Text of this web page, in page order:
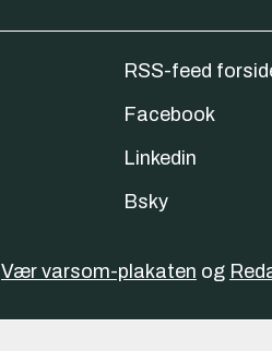
RSS-feed
Facebook
Linkedin
Bsky
Vær varsom-plakaten og